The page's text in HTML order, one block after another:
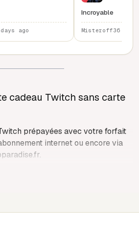
ago
Incroyable
Misteroff36 · 2
cadeau Twitch sans carte
prépayées avec votre forfait
internet ou encore via
carte cadeau Twitch ?
communauté ou même pour vous.